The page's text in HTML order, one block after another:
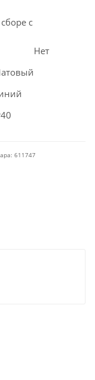
с
Нет
611747